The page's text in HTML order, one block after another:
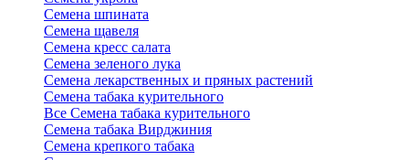
Семена шпината
Семена щавеля
Семена кресс салата
Семена зеленого лука
Семена лекарственных и пряных растений
Семена табака курительного
Все Семена табака курительного
Семена табака Вирджиния
Семена крепкого табака